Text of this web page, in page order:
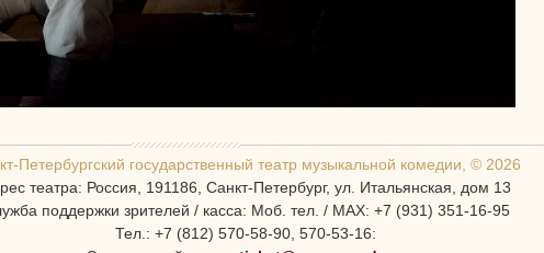
Петербургcкий государственный театр музыкальной комедии, © 2026
театра: Россия, 191186, Санкт-Петербург, ул. Итальянская, дом 13
поддержки зрителей / касса: Моб. тел. / MAX: +7 (931) 351-16-95
Тел.: +7 (812) 570-58-90, 570-53-16: